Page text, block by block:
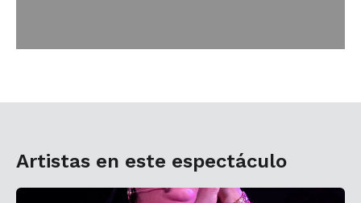
Artistas en este espectáculo